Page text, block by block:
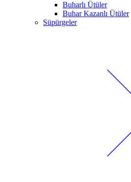
Buharlı Ütüler
Buhar Kazanlı Ütüler
Süpürgeler